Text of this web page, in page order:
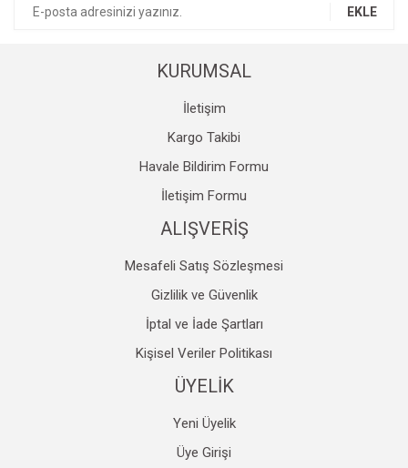
Gönder
EKLE
KURUMSAL
İletişim
Kargo Takibi
Havale Bildirim Formu
İletişim Formu
ALIŞVERİŞ
Mesafeli Satış Sözleşmesi
Gizlilik ve Güvenlik
İptal ve İade Şartları
Kişisel Veriler Politikası
ÜYELİK
Yeni Üyelik
Üye Girişi